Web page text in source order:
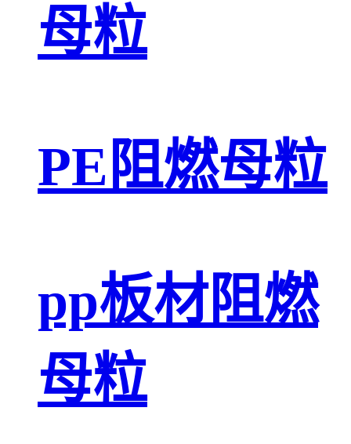
母粒
PE阻燃母粒
pp板材阻燃
母粒